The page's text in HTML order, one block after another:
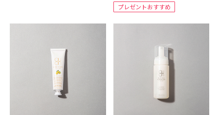
プレゼントおすすめ